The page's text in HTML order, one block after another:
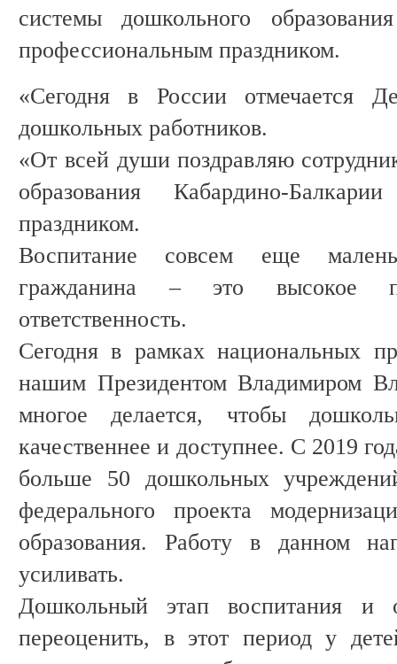
системы дошкольного
профессиональным праздником.
«Сегодня в России отмечается
дошкольных работников.
«От всей души поздравляю
образования Кабардино-
праздником.
Воспитание совсем еще
гражданина – это высокое
ответственность.
Сегодня в рамках национальных
нашим Президентом Владимиром
многое делается, чтобы
качественнее и доступнее. С 2019
больше 50 дошкольных
федерального проекта
образования. Работу в данном
усиливать.
Дошкольный этап воспитания и
переоценить, в этот период у